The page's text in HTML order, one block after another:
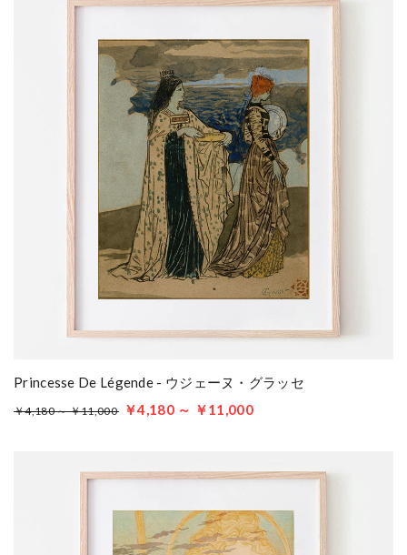
Princesse De Légende - ウジェーヌ・グラッセ
￥4,180 ～ ￥11,000 ￥4,180 ～ ￥11,000